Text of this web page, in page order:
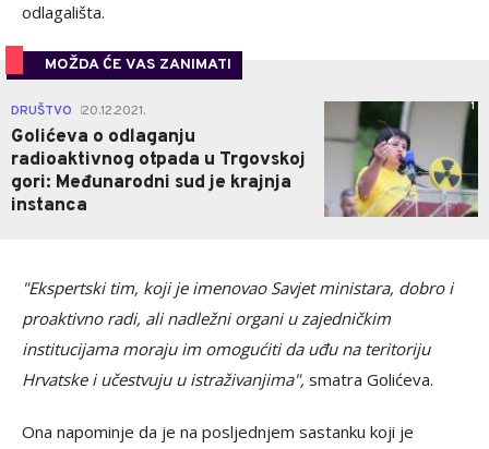
odlagališta.
MOŽDA ĆE VAS ZANIMATI
DRUŠTVO 20.12.2021.
Golićeva o odlaganju
radioaktivnog otpada u Trgovskoj
gori: Međunarodni sud je krajnja
instanca
1
"Ekspertski tim, koji je imenovao Savjet ministara, dobro i
proaktivno radi, ali nadležni organi u zajedničkim
institucijama moraju im omogućiti da uđu na teritoriju
Hrvatske i učestvuju u istraživanjima", smatra Golićeva.
Ona napominje da je na posljednjem sastanku koji je